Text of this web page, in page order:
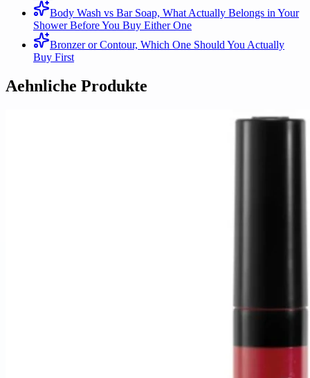
Body Wash vs Bar Soap, What Actually Belongs in Your
Shower Before You Buy Either One
Bronzer or Contour, Which One Should You Actually
Buy First
Aehnliche Produkte